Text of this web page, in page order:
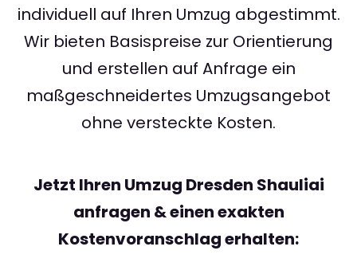
individuell auf Ihren Umzug abgestimmt.
Wir bieten Basispreise zur Orientierung
und erstellen auf Anfrage ein
maßgeschneidertes Umzugsangebot
ohne versteckte Kosten.
Jetzt Ihren Umzug Dresden Shauliai
anfragen & einen exakten
Kostenvoranschlag erhalten: